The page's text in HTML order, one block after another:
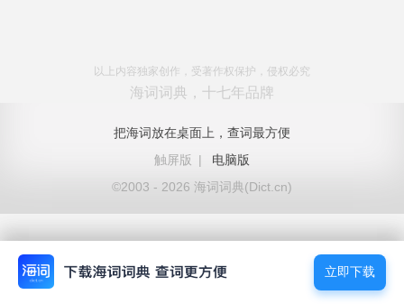
以上内容独家创作，受著作权保护，侵权必究
海词词典，十七年品牌
把海词放在桌面上，查词最方便
触屏版
|
电脑版
©2003 - 2026 海词词典(Dict.cn)
立即下载
立即下载